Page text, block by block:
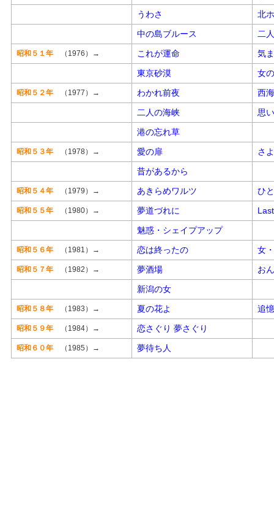
うわさ
北
中の島ブルース
二
昭和５１年 （1976）→ これが運命
気
東京砂漠
女
昭和５２年 （1977）→ わかれ前夜
西
二人の海峡
思
港の忘れ草
昭和５３年 （1978）→ 愛の扉
さ
昔があるから
昭和５４年 （1979）→ あきらめワルツ ひ
昭和５５年 （1980）→ 夢道づれに
魅惑・シェイプアップ
昭和５６年 （1981）→ 恋は終ったの 女
昭和５７年 （1982）→ 夢酒場
お
新潟の女
昭和５８年 （1983）→ 夏の花よ 追憶
昭和５９年 （1984）→ 恋さぐり 夢さぐり
昭和６０年 （1985）→ 夢待ち人